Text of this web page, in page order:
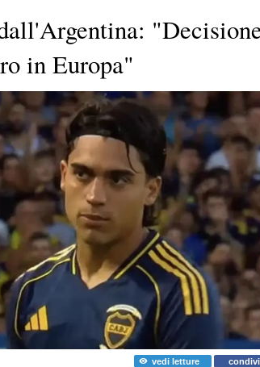
in Europa"
vedi letture